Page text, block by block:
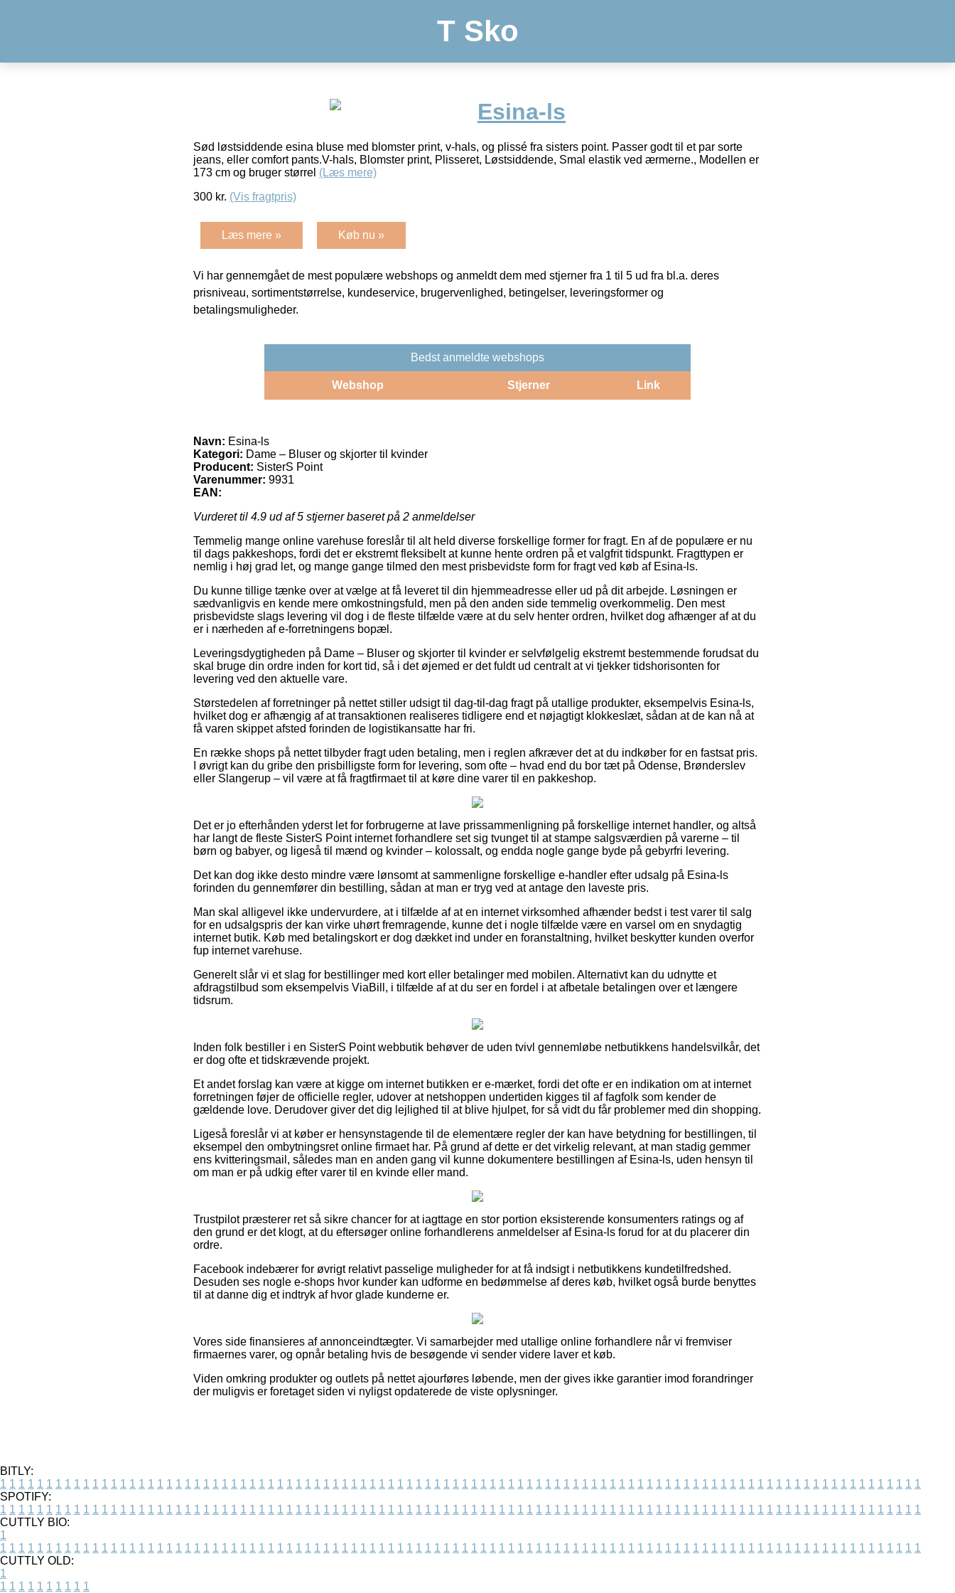
T Sko
Esina-ls
Sød løstsiddende esina bluse med blomster print, v-hals, og plissé fra sisters point. Passer godt til et par sorte
jeans, eller comfort pants.V-hals, Blomster print, Plisseret, Løstsiddende, Smal elastik ved ærmerne., Modellen er
173 cm og bruger størrel (Læs mere)
300 kr. (Vis fragtpris)
Læs mere » Køb nu »
Vi har gennemgået de mest populære webshops og anmeldt dem med stjerner fra 1 til 5 ud fra bl.a. deres
prisniveau, sortimentstørrelse, kundeservice, brugervenlighed, betingelser, leveringsformer og
betalingsmuligheder.
Bedst anmeldte webshops
Webshop Stjerner Link
Navn: Esina-ls
Kategori: Dame – Bluser og skjorter til kvinder
Producent: SisterS Point
Varenummer: 9931
EAN:
Vurderet til 4.9 ud af 5 stjerner baseret på 2 anmeldelser
Temmelig mange online varehuse foreslår til alt held diverse forskellige former for fragt. En af de populære er nu
til dags pakkeshops, fordi det er ekstremt fleksibelt at kunne hente ordren på et valgfrit tidspunkt. Fragttypen er
nemlig i høj grad let, og mange gange tilmed den mest prisbevidste form for fragt ved køb af Esina-ls.
Du kunne tillige tænke over at vælge at få leveret til din hjemmeadresse eller ud på dit arbejde. Løsningen er
sædvanligvis en kende mere omkostningsfuld, men på den anden side temmelig overkommelig. Den mest
prisbevidste slags levering vil dog i de fleste tilfælde være at du selv henter ordren, hvilket dog afhænger af at du
er i nærheden af e-forretningens bopæl.
Leveringsdygtigheden på Dame – Bluser og skjorter til kvinder er selvfølgelig ekstremt bestemmende forudsat du
skal bruge din ordre inden for kort tid, så i det øjemed er det fuldt ud centralt at vi tjekker tidshorisonten for
levering ved den aktuelle vare.
Størstedelen af forretninger på nettet stiller udsigt til dag-til-dag fragt på utallige produkter, eksempelvis Esina-ls,
hvilket dog er afhængig af at transaktionen realiseres tidligere end et nøjagtigt klokkeslæt, sådan at de kan nå at
få varen skippet afsted forinden de logistikansatte har fri.
En række shops på nettet tilbyder fragt uden betaling, men i reglen afkræver det at du indkøber for en fastsat pris.
I øvrigt kan du gribe den prisbilligste form for levering, som ofte – hvad end du bor tæt på Odense, Brønderslev
eller Slangerup – vil være at få fragtfirmaet til at køre dine varer til en pakkeshop.
Det er jo efterhånden yderst let for forbrugerne at lave prissammenligning på forskellige internet handler, og altså
har langt de fleste SisterS Point internet forhandlere set sig tvunget til at stampe salgsværdien på varerne – til
børn og babyer, og ligeså til mænd og kvinder – kolossalt, og endda nogle gange byde på gebyrfri levering.
Det kan dog ikke desto mindre være lønsomt at sammenligne forskellige e-handler efter udsalg på Esina-ls
forinden du gennemfører din bestilling, sådan at man er tryg ved at antage den laveste pris.
Man skal alligevel ikke undervurdere, at i tilfælde af at en internet virksomhed afhænder bedst i test varer til salg
for en udsalgspris der kan virke uhørt fremragende, kunne det i nogle tilfælde være en varsel om en snydagtig
internet butik. Køb med betalingskort er dog dækket ind under en foranstaltning, hvilket beskytter kunden overfor
fup internet varehuse.
Generelt slår vi et slag for bestillinger med kort eller betalinger med mobilen. Alternativt kan du udnytte et
afdragstilbud som eksempelvis ViaBill, i tilfælde af at du ser en fordel i at afbetale betalingen over et længere
tidsrum.
Inden folk bestiller i en SisterS Point webbutik behøver de uden tvivl gennemløbe netbutikkens handelsvilkår, det
er dog ofte et tidskrævende projekt.
Et andet forslag kan være at kigge om internet butikken er e-mærket, fordi det ofte er en indikation om at internet
forretningen føjer de officielle regler, udover at netshoppen undertiden kigges til af fagfolk som kender de
gældende love. Derudover giver det dig lejlighed til at blive hjulpet, for så vidt du får problemer med din shopping.
Ligeså foreslår vi at køber er hensynstagende til de elementære regler der kan have betydning for bestillingen, til
eksempel den ombytningsret online firmaet har. På grund af dette er det virkelig relevant, at man stadig gemmer
ens kvitteringsmail, således man en anden gang vil kunne dokumentere bestillingen af Esina-ls, uden hensyn til
om man er på udkig efter varer til en kvinde eller mand.
Trustpilot præsterer ret så sikre chancer for at iagttage en stor portion eksisterende konsumenters ratings og af
den grund er det klogt, at du eftersøger online forhandlerens anmeldelser af Esina-ls forud for at du placerer din
ordre.
Facebook indebærer for øvrigt relativt passelige muligheder for at få indsigt i netbutikkens kundetilfredshed.
Desuden ses nogle e-shops hvor kunder kan udforme en bedømmelse af deres køb, hvilket også burde benyttes
til at danne dig et indtryk af hvor glade kunderne er.
Vores side finansieres af annonceindtægter. Vi samarbejder med utallige online forhandlere når vi fremviser
firmaernes varer, og opnår betaling hvis de besøgende vi sender videre laver et køb.
Viden omkring produkter og outlets på nettet ajourføres løbende, men der gives ikke garantier imod forandringer
der muligvis er foretaget siden vi nyligst opdaterede de viste oplysninger.
BITLY:
1 1 1 1 1 1 1 1 1 1 1 1 1 1 1 1 1 1 1 1 1 1 1 1 1 1 1 1 1 1 1 1 1 1 1 1 1 1 1 1 1 1 1 1 1 1 1 1 1 1 1 1 1 1 1 1 1 1 1 1 1 1 1 1 1 1 1 1 1 1 1 1 1 1 1 1 1 1 1 1 1 1 1 1 1 1 1 1 1 1 1 1 1 1 1 1 1 1 1 1
SPOTIFY:
1 1 1 1 1 1 1 1 1 1 1 1 1 1 1 1 1 1 1 1 1 1 1 1 1 1 1 1 1 1 1 1 1 1 1 1 1 1 1 1 1 1 1 1 1 1 1 1 1 1 1 1 1 1 1 1 1 1 1 1 1 1 1 1 1 1 1 1 1 1 1 1 1 1 1 1 1 1 1 1 1 1 1 1 1 1 1 1 1 1 1 1 1 1 1 1 1 1 1 1
CUTTLY BIO:
1
1 1 1 1 1 1 1 1 1 1 1 1 1 1 1 1 1 1 1 1 1 1 1 1 1 1 1 1 1 1 1 1 1 1 1 1 1 1 1 1 1 1 1 1 1 1 1 1 1 1 1 1 1 1 1 1 1 1 1 1 1 1 1 1 1 1 1 1 1 1 1 1 1 1 1 1 1 1 1 1 1 1 1 1 1 1 1 1 1 1 1 1 1 1 1 1 1 1 1 1
CUTTLY OLD:
1
1 1 1 1 1 1 1 1 1 1